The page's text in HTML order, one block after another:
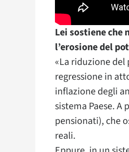
Lei sostiene che
l’erosione del
«La riduzione del
regressione in
inflazione degli
sistema Paese.
pensionati), che
reali.